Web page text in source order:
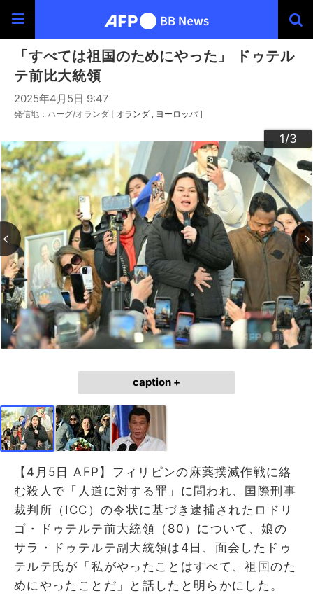
「すべては祖国のためにやった」 ドゥテル
テ前比大統領
2025年4月5日 9:47
発信地：ハーグ/オランダ [ オランダ ヨーロッパ ]
1/3
2/3
3/3
caption +
【4月5日 AFP】フィリピンの麻薬撲滅作戦に絡
む殺人で「人道に対する罪」に問われ、国際刑事
裁判所（ICC）の令状に基づき逮捕されたロドリ
ゴ・ドゥテルテ前大統領（80）について、娘の
サラ・ドゥテルテ副大統領は4日、面会したドゥ
テルテ氏が「私がやったことはすべて、祖国のた
めにやったことだ」と話したと明らかにした。